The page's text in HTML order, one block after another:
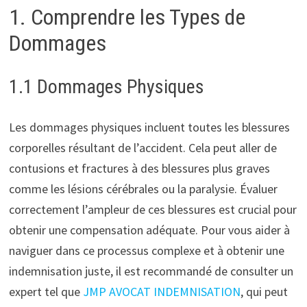
1. Comprendre les Types de
Dommages
1.1 Dommages Physiques
Les dommages physiques incluent toutes les blessures
corporelles résultant de l’accident. Cela peut aller de
contusions et fractures à des blessures plus graves
comme les lésions cérébrales ou la paralysie. Évaluer
correctement l’ampleur de ces blessures est crucial pour
obtenir une compensation adéquate. Pour vous aider à
naviguer dans ce processus complexe et à obtenir une
indemnisation juste, il est recommandé de consulter un
expert tel que JMP AVOCAT INDEMNISATION, qui peut